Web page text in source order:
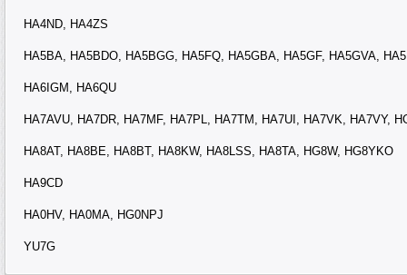
HA4ND, HA4ZS
HA5BA, HA5BDO, HA5BGG, HA5FQ, HA5GBA, HA5GF, HA5GVA,
HA6IGM, HA6QU
HA7AVU, HA7DR, HA7MF, HA7PL, HA7TM, HA7UI, HA7VK, HA7VY,
HA8AT, HA8BE, HA8BT, HA8KW, HA8LSS, HA8TA, HG8W, HG8YKO
HA9CD
HA0HV, HA0MA, HG0NPJ
YU7G